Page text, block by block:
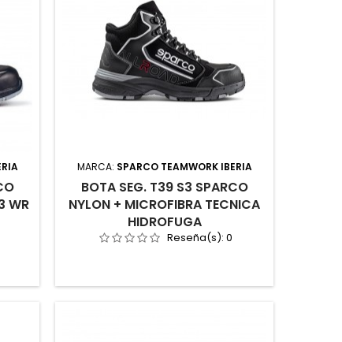
WR
MARCA: SPARCO TEAMWORK IBERIA
BOTA SEG. T39 S3 SPARCO
NYLON + MICROFIBRA TECNICA
HIDROFUGA
Reseña(s): 0